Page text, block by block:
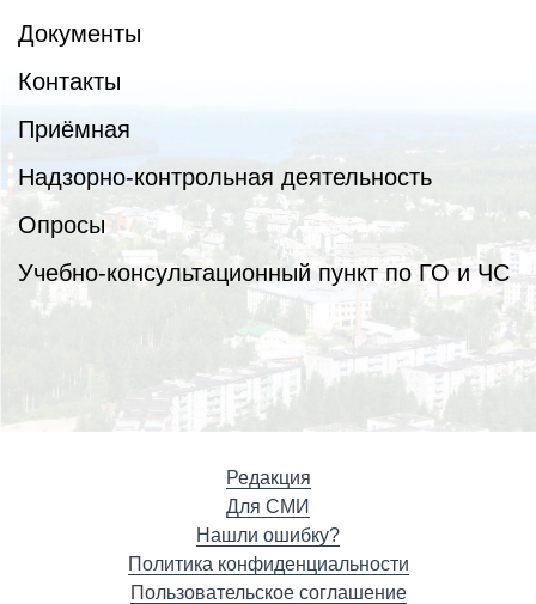
Документы
Контакты
Приёмная
Надзорно-контрольная деятельность
Опросы
Учебно-консультационный пункт по ГО и ЧС
Редакция
Для СМИ
Нашли ошибку?
Политика конфиденциальности
Пользовательское соглашение